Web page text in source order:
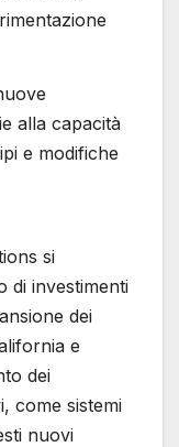
alla capacità
e modifiche
si
di investimenti
dei
e
dei
come sistemi
nuovi